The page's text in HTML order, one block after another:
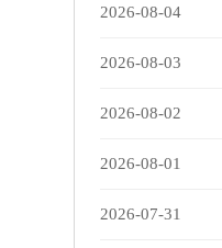
2026-08-04
2026-08-03
2026-08-02
2026-08-01
2026-07-31